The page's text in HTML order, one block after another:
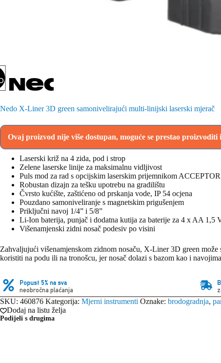
Nedo X-Liner 3D green samonivelirajući multi-linijski laserski mjerač
Ovaj proizvod nije više dostupan, moguće se prestao
Laserski križ na 4 zida, pod i strop
Zelene laserske linije za maksimalnu vidljivost
Puls mod za rad s opcijskim laserskim prijemnikom
Robustan dizajn za tešku upotrebu na gradilištu
Čvrsto kućište, zaštićeno od prskanja vode, IP 54 ocjena
Pouzdano samoniveliranje s magnetskim prigušenjem
Priključni navoj 1/4” i 5/8”
Li-Ion baterija, punjač i dodatna kutija za baterije za 4 x AA 1,5
Višenamjenski zidni nosač podesiv po visini
Zahvaljujući višenamjenskom zidnom nosaču, X-Liner 3D green
koristiti na podu ili na tronošcu, jer nosač dolazi s bazom kao i
Popust 5% na sva
neobročna plaćanja
SKU: 460876 Kategorija: Mjerni instrumenti Oznake: brodogradnja,
Dodaj na listu želja
Podijeli s drugima